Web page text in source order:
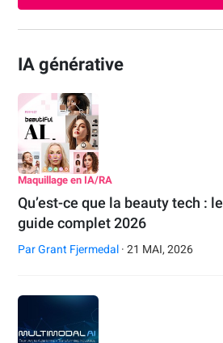
IA générative
Maquillage en IA/RA
Qu’est-ce que la beauty tech : le
guide complet 2026
ParGrant Fjermedal · 21 MAI, 2026